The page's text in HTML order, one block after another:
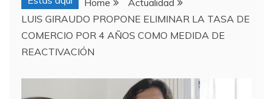
Home
Actualidad
LUIS GIRAUDO PROPONE ELIMINAR LA TASA DE
COMERCIO POR 4 AÑOS COMO MEDIDA DE
REACTIVACIÓN